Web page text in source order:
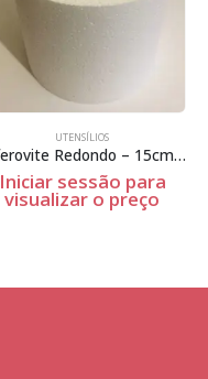
UTENSÍLIOS
Esferovite Redondo – 15cm Espessura
Iniciar sessão para
visualizar o preço